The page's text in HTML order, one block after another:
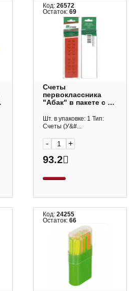
Код:26572
Остаток:69
Счеты
первоклассника
"Абак" в пакете с е/
Шт. в упаковке: 1 Тип:
Счеты (У&#...
- +
93.2
Код:24255
Остаток:66